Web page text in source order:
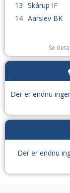
13 Skårup IF
14 Aarslev BK
Se
Der er endnu
Der er endnu